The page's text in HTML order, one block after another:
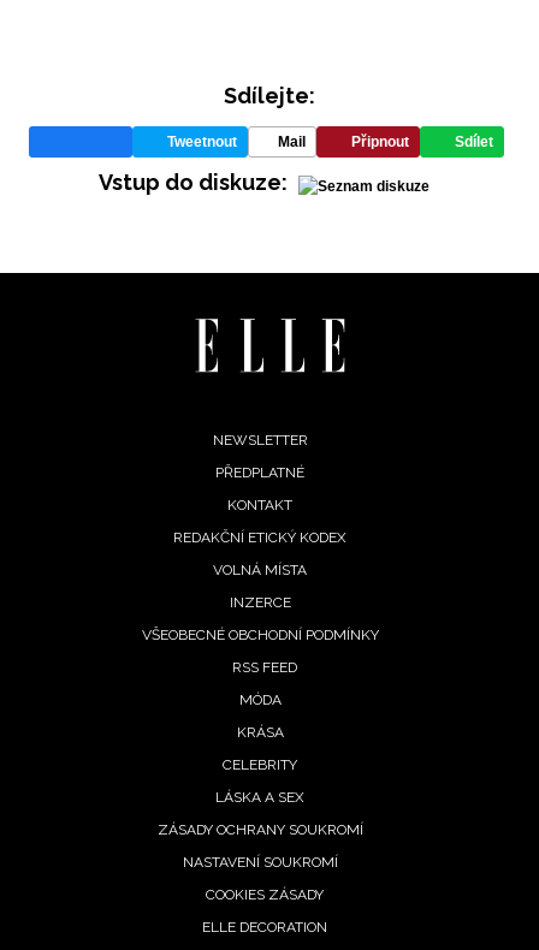
Sdílejte:
Tweetnout Mail Připnout Sdílet
Vstup do diskuze:
NEWSLETTER
PŘEDPLATNÉ
KONTAKT
REDAKČNÍ ETICKÝ KODEX
VOLNÁ MÍSTA
INZERCE
VŠEOBECNÉ OBCHODNÍ PODMÍNKY
RSS FEED
MÓDA
KRÁSA
CELEBRITY
LÁSKA A SEX
ZÁSADY OCHRANY SOUKROMÍ
NASTAVENÍ SOUKROMÍ
COOKIES ZÁSADY
ELLE DECORATION